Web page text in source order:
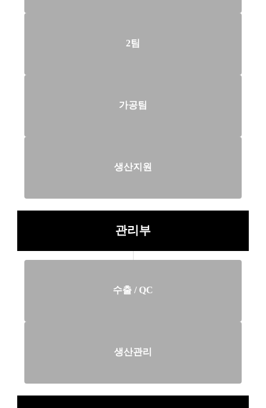
2팀
가공팀
생산지원
관리부
수출 / QC
생산관리